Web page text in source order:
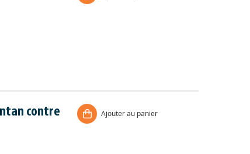
contre
Ajouter au panier